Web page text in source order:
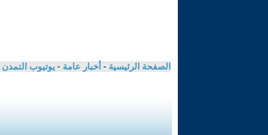
الصفحة الرئيسية - أخبار عامة - يوتيوب التمدن